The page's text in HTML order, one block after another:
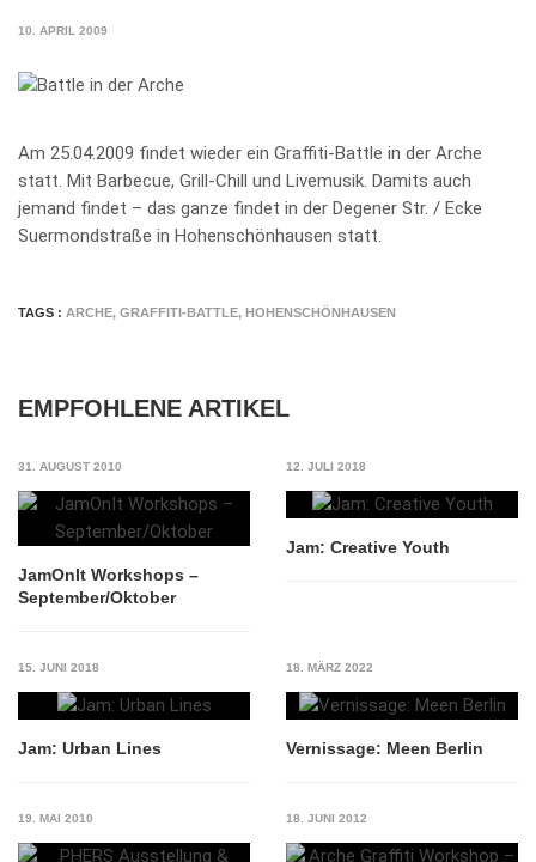
10. APRIL 2009
Am 25.04.2009 findet wieder ein Graffiti-Battle in der Arche
statt. Mit Barbecue, Grill-Chill und Livemusik. Damits auch
jemand findet – das ganze findet in der Degener Str. / Ecke
Suermondstraße in Hohenschönhausen statt.
TAGS : ARCHE, GRAFFITI-BATTLE, HOHENSCHÖNHAUSEN
EMPFOHLENE ARTIKEL
31. AUGUST 2010
JamOnIt Workshops –
September/Oktober
12. JULI 2018
Jam: Creative Youth
15. JUNI 2018
Jam: Urban Lines
18. MÄRZ 2022
Vernissage: Meen Berlin
19. MAI 2010 18. JUNI 2012